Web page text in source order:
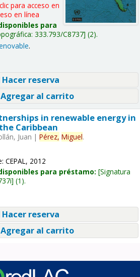
para acceso en
en línea
para
333.793/C8737 (2).
.
Hacer reserva
al carrito
in renewable energy in
Caribbean
Juan | Pérez, Miguel.
CEPAL, 2012
para préstamo: Signatura
(1).
Hacer reserva
al carrito